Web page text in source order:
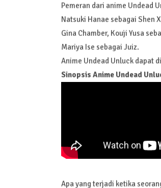
Pemeran dari anime Undead
Natsuki Hanae sebagai Shen
Gina Chamber, Kouji Yusa
Mariya Ise sebagai Juiz.
Anime Undead Unluck dapat
Sinopsis Anime Undead
Apa yang terjadi ketika